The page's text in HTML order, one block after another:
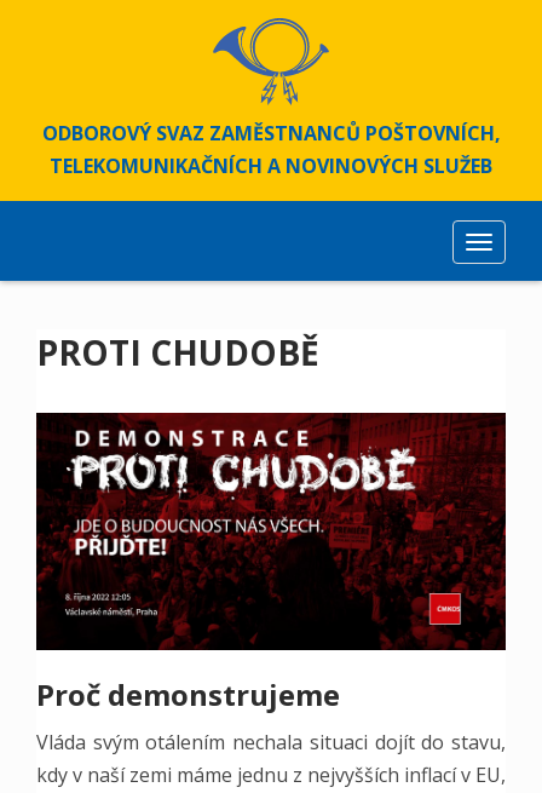
a
c
ODBOROVÝ SVAZ ZAMĚSTNANCŮ POŠTOVNÍCH,
TELEKOMUNIKAČNÍCH A NOVINOVÝCH SLUŽEB
PROTI CHUDOBĚ
Proč demonstrujeme
Vláda svým otálením nechala situaci dojít do stavu,
kdy v naší zemi máme jednu z nejvyšších inflací v EU,